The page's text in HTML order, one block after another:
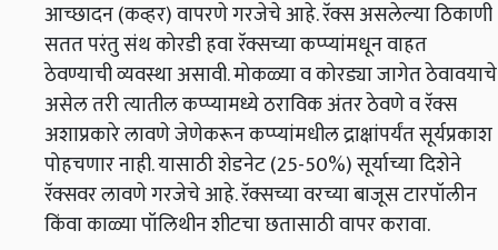
आच्छादन (कव्हर) वापरणे गरजेचे आहे. रॅक्स असलेल्या ठिकाणी
सतत परंतु संथ कोरडी हवा रॅक्सच्या कप्प्यांमधून वाहत
ठेवण्याची व्यवस्था असावी. मोकळ्या व कोरड्या जागेत ठेवावयाचे
असेल तरी त्यातील कप्प्यामध्ये ठराविक अंतर ठेवणे व रॅक्स
अशाप्रकारे लावणे जेणेकरून कप्प्यांमधील द्राक्षांपर्यंत सूर्यप्रकाश
पोहचणार नाही. यासाठी शेडनेट (25-50%) सूर्याच्या दिशेने
रॅक्सवर लावणे गरजेचे आहे. रॅक्सच्या वरच्या बाजूस टारपॉलीन
किंवा काळ्या पॉलिथीन शीटचा छतासाठी वापर करावा.